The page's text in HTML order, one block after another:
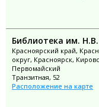
Библиотека им. Н.В.
Красноярский край,
округ, Красноярск,
Первомайский
Транзитная, 52
Расположение на карте